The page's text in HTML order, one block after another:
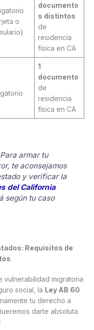
o
documento
s distintos
de
residencia
física en CA
1
documento
de
residencia
física en CA
armar tu
te aconsejamos
y verificar la
del California
según tu caso
Requisitos de
vulnerabilidad migratoria
social, la Ley AB 60
tu derecho a
darte absoluta